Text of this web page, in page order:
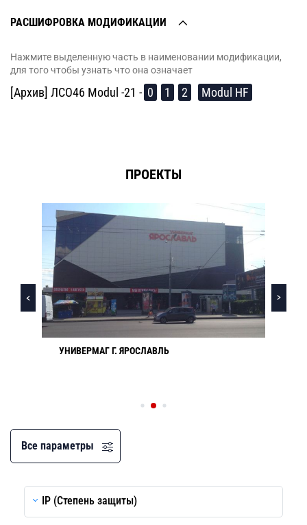
РАСШИФРОВКА МОДИФИКАЦИИ
Нажмите выделенную часть в наименовании модификации,
для того чтобы узнать что она означает
[Архив] ЛСО46 Modul -21 - 0 1 2 Modul HF
ПРОЕКТЫ
УНИВЕРМАГ Г. ЯРОСЛАВЛЬ
Все параметры
IP (Степень защиты)